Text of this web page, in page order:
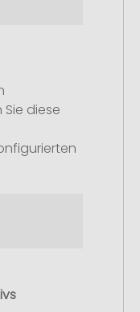
diese